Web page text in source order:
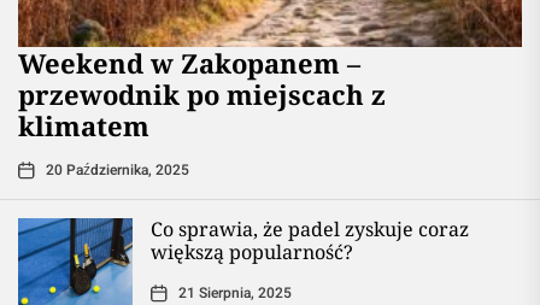
Weekend w Zakopanem –
przewodnik po miejscach z
klimatem
20 Października, 2025
Co sprawia, że padel zyskuje coraz
większą popularność?
21 Sierpnia, 2025